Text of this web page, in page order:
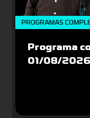
PROGRAMAS
Programa
01/08/2026